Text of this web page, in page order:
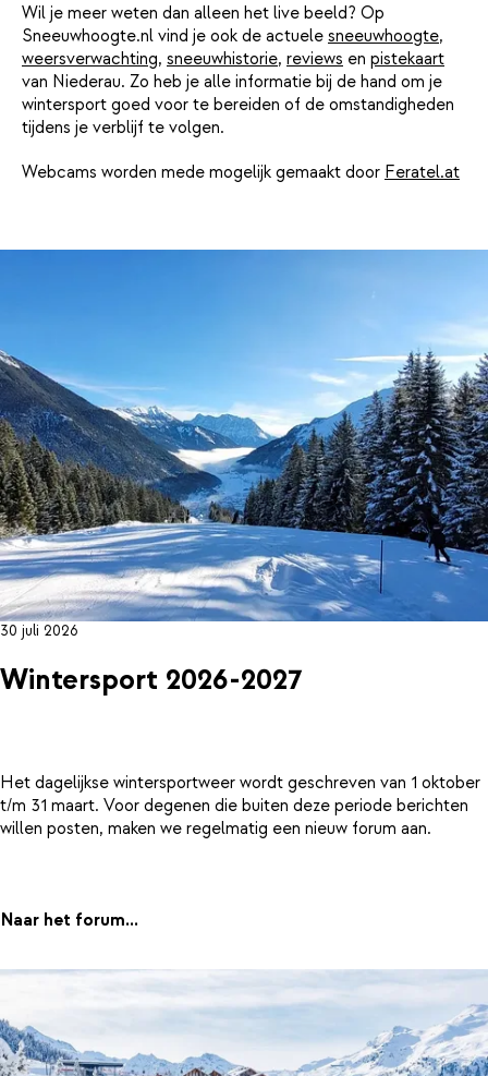
Wil je meer weten dan alleen het live beeld? Op
Sneeuwhoogte.nl vind je ook de actuele sneeuwhoogte,
weersverwachting, sneeuwhistorie, reviews en pistekaart
van Niederau. Zo heb je alle informatie bij de hand om je
wintersport goed voor te bereiden of de omstandigheden
tijdens je verblijf te volgen.
Webcams worden mede mogelijk gemaakt door Feratel.at
30 juli 2026
Wintersport 2026-2027
Het dagelijkse wintersportweer wordt geschreven van 1 oktober
t/m 31 maart. Voor degenen die buiten deze periode berichten
willen posten, maken we regelmatig een nieuw forum aan.
Naar het forum...